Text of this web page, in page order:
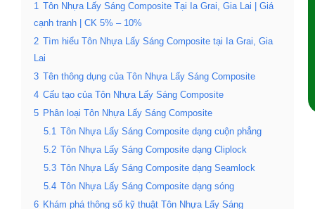
1 Tôn Nhựa Lấy Sáng Composite Tại Ia Grai, Gia Lai | Giá
cạnh tranh | CK 5% – 10%
2 Tìm hiểu Tôn Nhựa Lấy Sáng Composite tại Ia Grai, Gia
Lai
3 Tên thông dụng của Tôn Nhựa Lấy Sáng Composite
4 Cấu tạo của Tôn Nhựa Lấy Sáng Composite
5 Phân loại Tôn Nhựa Lấy Sáng Composite
5.1 Tôn Nhựa Lấy Sáng Composite dạng cuộn phẳng
5.2 Tôn Nhựa Lấy Sáng Composite dạng Cliplock
5.3 Tôn Nhựa Lấy Sáng Composite dạng Seamlock
5.4 Tôn Nhựa Lấy Sáng Composite dạng sóng
6 Khám phá thông số kỹ thuật Tôn Nhựa Lấy Sáng